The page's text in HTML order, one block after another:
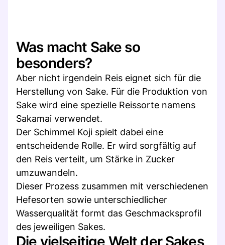
Was macht Sake so
besonders?
Aber nicht irgendein Reis eignet sich für die
Herstellung von Sake. Für die Produktion von
Sake wird eine spezielle Reissorte namens
Sakamai verwendet.
Der Schimmel Koji spielt dabei eine
entscheidende Rolle. Er wird sorgfältig auf
den Reis verteilt, um Stärke in Zucker
umzuwandeln.
Dieser Prozess zusammen mit verschiedenen
Hefesorten sowie unterschiedlicher
Wasserqualität formt das Geschmacksprofil
des jeweiligen Sakes.
Die vielseitige Welt der Sakes